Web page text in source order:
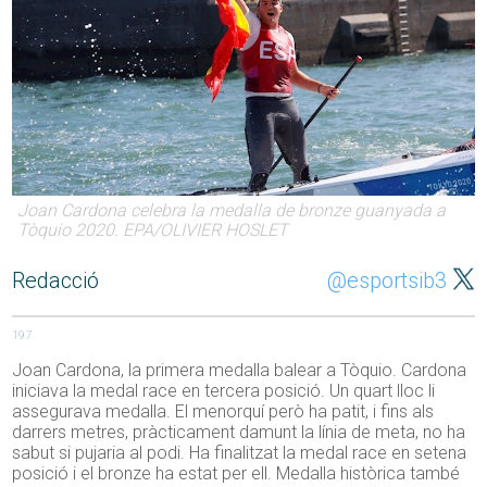
Joan Cardona celebra la medalla de bronze guanyada a
Tòquio 2020. EPA/OLIVIER HOSLET
Redacció @esportsib3
197
Joan Cardona, la primera medalla balear a Tòquio. Cardona
iniciava la medal race en tercera posició. Un quart lloc li
assegurava medalla. El menorquí però ha patit, i fins als
darrers metres, pràcticament damunt la línia de meta, no ha
sabut si pujaria al podi. Ha finalitzat la medal race en setena
posició i el bronze ha estat per ell. Medalla històrica també